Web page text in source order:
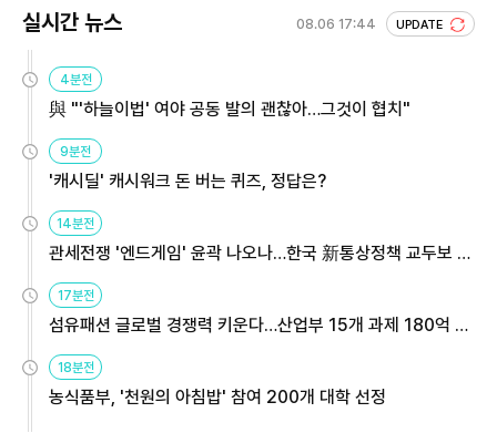
실시간 뉴스 08.06 17:44 UPDATE
4분전
與 "'하늘이법' 여야 공동 발의 괜찮아…그것이 협치"
9분전
'캐시딜' 캐시워크 돈 버는 퀴즈, 정답은?
14분전
관세전쟁 '엔드게임' 윤곽 나오나…한국 新통상정책 교두보 활
용해야
17분전
섬유패션 글로벌 경쟁력 키운다…산업부 15개 과제 180억 지
원
18분전
농식품부, '천원의 아침밥' 참여 200개 대학 선정